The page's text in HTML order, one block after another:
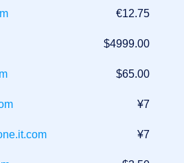
€12.75
$4999.00
$65.00
¥7
¥7